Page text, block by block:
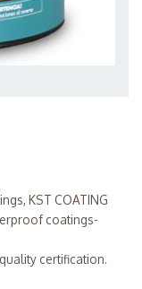
KST COATING
coatings-
certification.